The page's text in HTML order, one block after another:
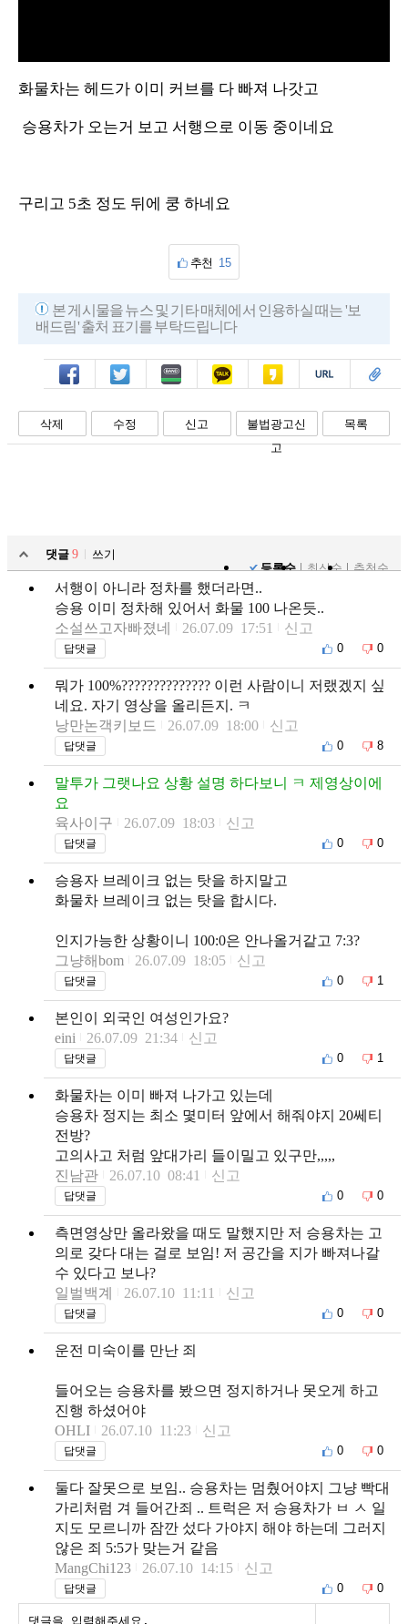
i
o
화물차는 헤드가 이미 커브를 다 빠져 나갓고
승용차가 오는거 보고 서행으로 이동 중이네요
구리고 5초 정도 뒤에 쿵 하네요
추천 15
본 게시물을 뉴스 및 기타 매체에서 인용하실 때는 '보
배드림' 출처 표기를 부탁드립니다
페북 트윗 밴드 카톡 카스 복사 스크랩
삭제 수정 신고
불법광고신
고
목록
댓글 9
쓰기
등록순
최신순 추천순
서행이 아니라 정차를 했더라면..
승용 이미 정차해 있어서 화물 100 나온듯..
소설쓰고자빠졌네
26.07.09 17:51 신고
답댓글 0 0
뭐가 100%?????????????? 이런 사람이니 저랬겠지 싶
네요. 자기 영상을 올리든지. ㅋ
낭만논객키보드
26.07.09 18:00 신고
답댓글 0 8
말투가 그랫나요 상황 설명 하다보니 ㅋ 제영상이에
요
육사이구
26.07.09 18:03 신고
답댓글 0 0
승용자 브레이크 없는 탓을 하지말고
화물차 브레이크 없는 탓을 합시다.
인지가능한 상황이니 100:0은 안나올거같고 7:3?
그냥해bom
26.07.09 18:05 신고
답댓글 0 1
본인이 외국인 여성인가요?
eini
26.07.09 21:34 신고
답댓글 0 1
화물차는 이미 빠져 나가고 있는데
승용차 정지는 최소 몇미터 앞에서 해줘야지 20쎄티
전방?
고의사고 처럼 앞대가리 들이밀고 있구만,,,,,
진남관
26.07.10 08:41 신고
답댓글 0 0
측면영상만 올라왔을 때도 말했지만 저 승용차는 고
의로 갖다 대는 걸로 보임! 저 공간을 지가 빠져나갈
수 있다고 보나?
일벌백계
26.07.10 11:11 신고
답댓글 0 0
운전 미숙이를 만난 죄
들어오는 승용차를 봤으면 정지하거나 못오게 하고
진행 하셨어야
OHLI
26.07.10 11:23 신고
답댓글 0 0
둘다 잘못으로 보임.. 승용차는 멈췄어야지 그냥 빡대
가리처럼 겨 들어간죄 .. 트럭은 저 승용차가 ㅂ ㅅ 일
지도 모르니까 잠깐 섰다 가야지 해야 하는데 그러지
않은 죄 5:5가 맞는거 같음
MangChi123
26.07.10 14:15 신고
답댓글 0 0